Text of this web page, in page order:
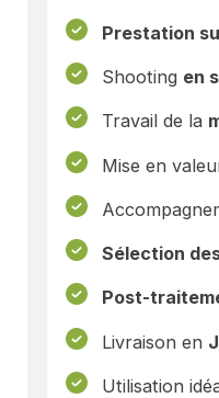
Prestation
Shooting en
Travail de la
Mise en
Sélection
Post-
Livraison en
Utilisation